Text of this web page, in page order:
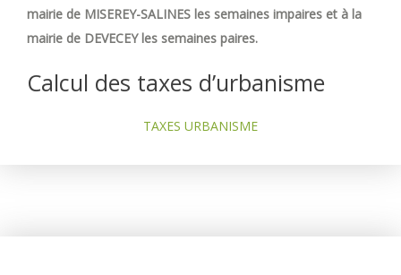
mairie de MISEREY-SALINES les semaines impaires et à la
mairie de DEVECEY les semaines paires.
Calcul des taxes d’urbanisme
TAXES URBANISME